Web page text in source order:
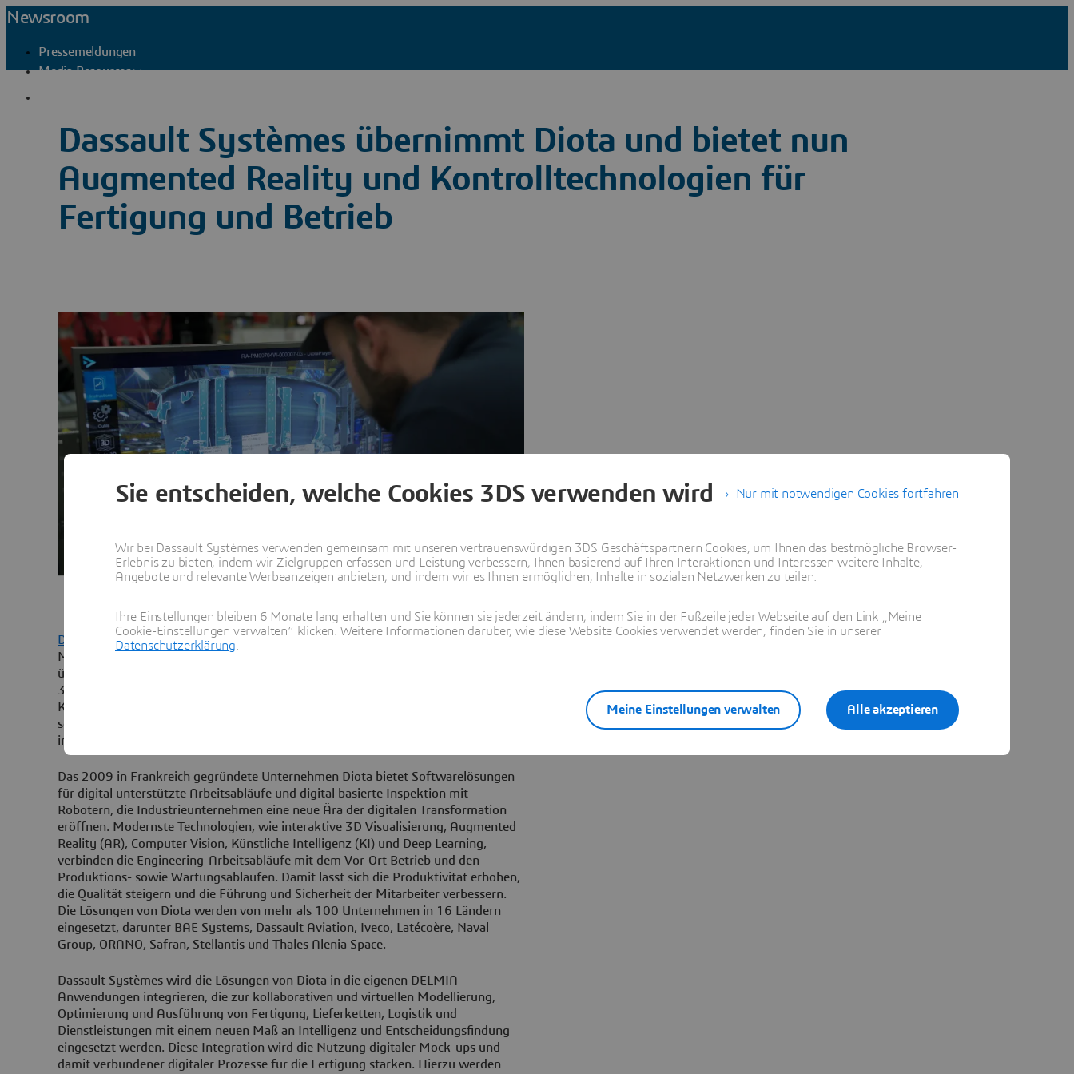
Newsroom
Pressemeldungen
Media Resources
Dassault Systèmes übernimmt Diota und bietet nun
Augmented Reality und Kontrolltechnologien für
Fertigung und Betrieb
Dassault Systèmes
hat mit Diota einen Entwickler von Softwarelösungen für
Montageunterstützung und Qualitätssicherung in Fertigung und Betrieb
übernommen. Durch die Übernahme erweitert Dassault Systèmes seine
3DEXPERIENCE Plattform um einsatzfähige virtuelle Zwillinge für die Fertigung.
Kunden aus den Branchen Luft- und Raumfahrt, Maschinen- und Anlagenbau
sowie Fahrzeugbau und Mobilität können damit die Leistung komplexer
industrieller Prozesse optimieren und ihre operative Effizienz steigern.
Das 2009 in Frankreich gegründete Unternehmen Diota bietet Softwarelösungen
für digital unterstützte Arbeitsabläufe und digital basierte Inspektion mit
Robotern, die Industrieunternehmen eine neue Ära der digitalen Transformation
eröffnen. Modernste Technologien, wie interaktive 3D Visualisierung, Augmented
Reality (AR), Computer Vision, Künstliche Intelligenz (KI) und Deep Learning,
verbinden die Engineering-Arbeitsabläufe mit dem Vor-Ort Betrieb und den
Produktions- sowie Wartungsabläufen. Damit lässt sich die Produktivität erhöhen,
die Qualität steigern und die Führung und Sicherheit der Mitarbeiter verbessern.
Die Lösungen von Diota werden von mehr als 100 Unternehmen in 16 Ländern
eingesetzt, darunter BAE Systems, Dassault Aviation, Iveco, Latécoère, Naval
Group, ORANO, Safran, Stellantis und Thales Alenia Space.
Dassault Systèmes wird die Lösungen von Diota in die eigenen DELMIA
Anwendungen integrieren, die zur kollaborativen und virtuellen Modellierung,
Optimierung und Ausführung von Fertigung, Lieferketten, Logistik und
Dienstleistungen mit einem neuen Maß an Intelligenz und Entscheidungsfindung
eingesetzt werden. Diese Integration wird die Nutzung digitaler Mock-ups und
damit verbundener digitaler Prozesse für die Fertigung stärken. Hierzu werden
Nur mit notwendigen Cookies fortfahren
Sie entscheiden, welche Cookies 3DS verwenden wird
Wir bei Dassault Systèmes verwenden gemeinsam mit unseren vertrauenswürdigen 3DS Geschäftspartnern Cookies, um Ihnen das bestmögliche Browser-
Erlebnis zu bieten, indem wir Zielgruppen erfassen und Leistung verbessern, Ihnen basierend auf Ihren Interaktionen und Interessen weitere Inhalte,
Angebote und relevante Werbeanzeigen anbieten, und indem wir es Ihnen ermöglichen, Inhalte in sozialen Netzwerken zu teilen.
Ihre Einstellungen bleiben 6 Monate lang erhalten und Sie können sie jederzeit ändern, indem Sie in der Fußzeile jeder Webseite auf den Link „Meine
Cookie-Einstellungen verwalten“ klicken. Weitere Informationen darüber, wie diese Website Cookies verwendet werden, finden Sie in unserer
Datenschutzerklärung
Alle akzeptieren
Meine Einstellungen verwalten